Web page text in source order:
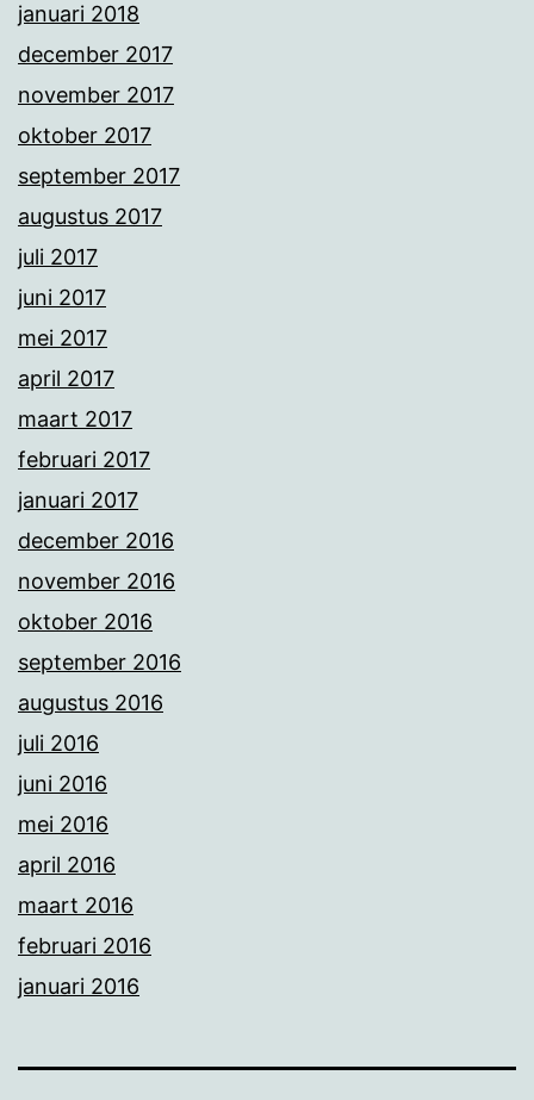
januari 2018
december 2017
november 2017
oktober 2017
september 2017
augustus 2017
juli 2017
juni 2017
mei 2017
april 2017
maart 2017
februari 2017
januari 2017
december 2016
november 2016
oktober 2016
september 2016
augustus 2016
juli 2016
juni 2016
mei 2016
april 2016
maart 2016
februari 2016
januari 2016